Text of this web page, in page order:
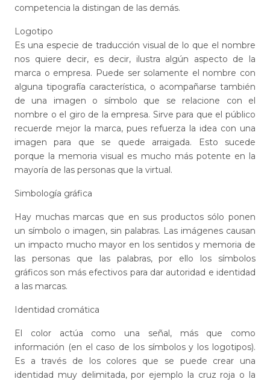
competencia la distingan de las demás.
Logotipo
Es una especie de traducción visual de lo que el nombre
nos quiere decir, es decir, ilustra algún aspecto de la
marca o empresa. Puede ser solamente el nombre con
alguna tipografía característica, o acompañarse también
de una imagen o símbolo que se relacione con el
nombre o el giro de la empresa. Sirve para que el público
recuerde mejor la marca, pues refuerza la idea con una
imagen para que se quede arraigada. Esto sucede
porque la memoria visual es mucho más potente en la
mayoría de las personas que la virtual.
Simbología gráfica
Hay muchas marcas que en sus productos sólo ponen
un símbolo o imagen, sin palabras. Las imágenes causan
un impacto mucho mayor en los sentidos y memoria de
las personas que las palabras, por ello los símbolos
gráficos son más efectivos para dar autoridad e identidad
a las marcas.
Identidad cromática
El color actúa como una señal, más que como
información (en el caso de los símbolos y los logotipos).
Es a través de los colores que se puede crear una
identidad muy delimitada, por ejemplo la cruz roja o la